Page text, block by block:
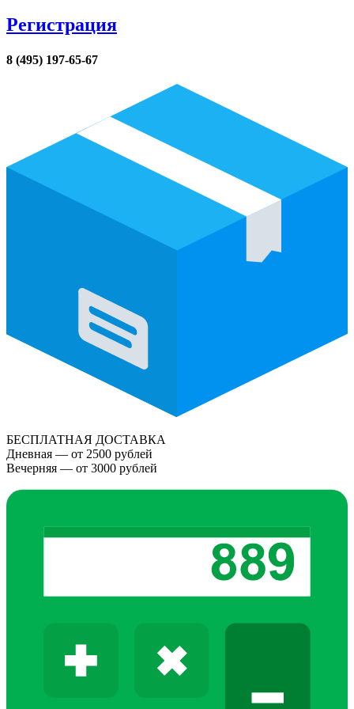
Регистрация
8 (495) 197-65-67
БЕСПЛАТНАЯ ДОСТАВКА
Дневная — от 2500 рублей
Вечерняя — от 3000 рублей